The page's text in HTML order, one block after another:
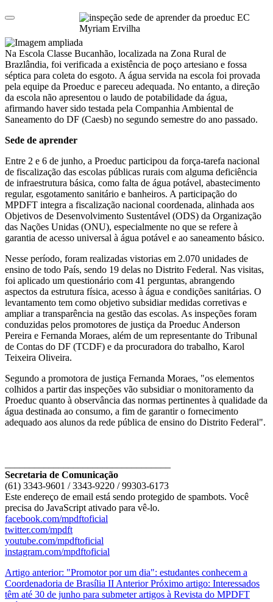
Na Escola Classe Bucanhão, localizada na Zona Rural de
Brazlândia, foi verificada a existência de poço artesiano e fossa
séptica para coleta do esgoto. A água servida na escola foi provada
pela equipe da Proeduc e pareceu adequada. No entanto, a direção
da escola não apresentou o laudo de potabilidade da água,
afirmando haver sido testada pela Companhia Ambiental de
Saneamento do DF (Caesb) no segundo semestre do ano passado.
Sede de aprender
Entre 2 e 6 de junho, a Proeduc participou da força-tarefa nacional
de fiscalização das escolas públicas rurais com alguma deficiência
de infraestrutura básica, como falta de água potável, abastecimento
regular, esgotamento sanitário e banheiros. A participação do
MPDFT integra a fiscalização nacional coordenada, alinhada aos
Objetivos de Desenvolvimento Sustentável (ODS) da Organização
das Nações Unidas (ONU), especialmente no que se refere à
garantia de acesso universal à água potável e ao saneamento básico.
Nesse período, foram realizadas vistorias em 2.070 unidades de
ensino de todo País, sendo 19 delas no Distrito Federal. Nas visitas,
foi aplicado um questionário com 41 perguntas, abrangendo
aspectos da estrutura física, acesso à água e condições sanitárias. O
levantamento tem como objetivo subsidiar medidas corretivas e
ampliar a transparência na gestão das escolas. As inspeções foram
conduzidas pelos promotores de justiça da Proeduc Anderson
Pereira e Fernanda Moraes, além de um representante do Tribunal
de Contas do DF (TCDF) e da procuradora do trabalho, Karol
Teixeira Oliveira.
Segundo a promotora de justiça Fernanda Moraes, "os elementos
colhidos a partir das inspeções vão subsidiar o monitoramento da
Proeduc quanto à observância das normas pertinentes à qualidade da
água destinada ao consumo, a fim de garantir o fornecimento
adequado aos alunos da rede pública de ensino do Distrito Federal".
Secretaria de Comunicação
(61) 3343-9601 / 3343-9220 / 99303-6173
Este endereço de email está sendo protegido de spambots. Você
precisa do JavaScript ativado para vê-lo.
facebook.com/mpdftoficial
twitter.com/mpdft
youtube.com/mpdftoficial
instagram.com/mpdftoficial
Artigo anterior: "Promotor por um dia": estudantes conhecem a
Coordenadoria de Brasília II Anterior Próximo artigo: Interessados
têm até 30 de junho para submeter artigos à Revista do MPDFT